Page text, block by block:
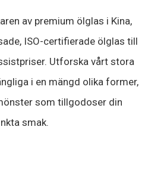
av premium ölglas i Kina,
ISO-certifierade ölglas till
Utforska vårt stora
i en mängd olika former,
som tillgodoser din
smak.